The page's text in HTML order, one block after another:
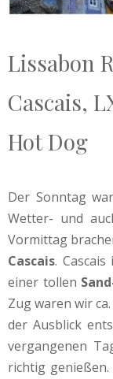
Lissabon
Cascais,
Hot Dog
Der Sonntag
Wetter- und
Vormittag
Cascais.
einer tollen
Zug waren wir
der Ausblick
vergangenen
richtig